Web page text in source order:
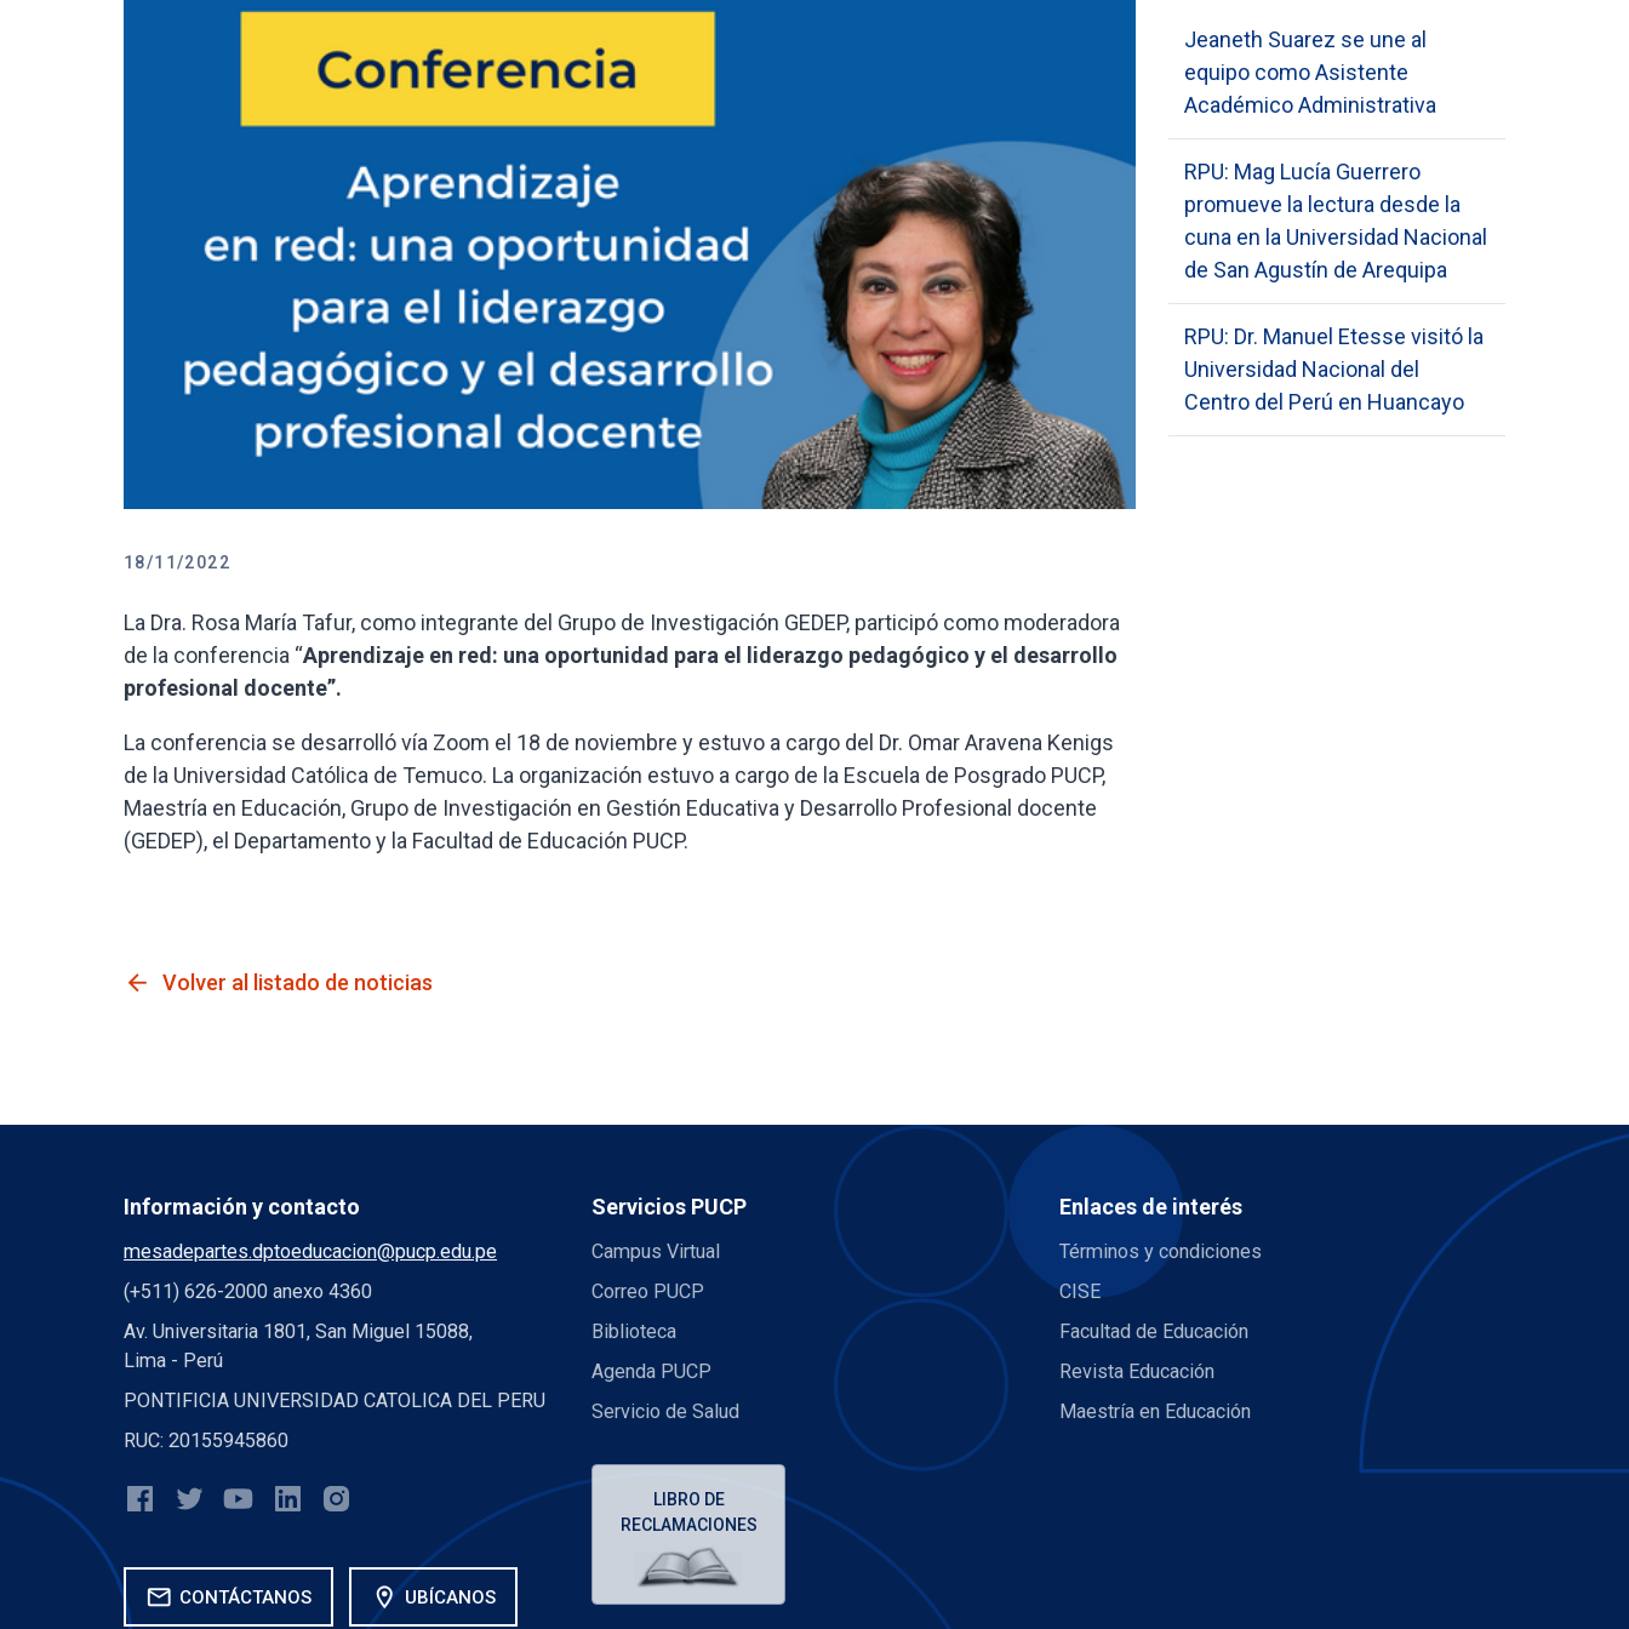
18/11/2022
La Dra. Rosa María Tafur, como integrante del Grupo de Investigación GEDEP, participó como moderadora
de la conferencia “Aprendizaje en red: una oportunidad para el liderazgo pedagógico y el desarrollo
profesional docente”.
La conferencia se desarrolló vía Zoom el 18 de noviembre y estuvo a cargo del Dr. Omar Aravena Kenigs
de la Universidad Católica de Temuco. La organización estuvo a cargo de la Escuela de Posgrado PUCP,
Maestría en Educación, Grupo de Investigación en Gestión Educativa y Desarrollo Profesional docente
(GEDEP), el Departamento y la Facultad de Educación PUCP.
arrow_back Volver al listado de noticias
Jeaneth Suarez se une al
equipo como Asistente
Académico Administrativa
RPU: Mag Lucía Guerrero
promueve la lectura desde la
cuna en la Universidad Nacional
de San Agustín de Arequipa
RPU: Dr. Manuel Etesse visitó la
Universidad Nacional del
Centro del Perú en Huancayo
Información y contacto
mesadepartes.dptoeducacion@pucp.edu.pe
(+511) 626-2000 anexo 4360
Av. Universitaria 1801, San Miguel 15088,
Lima - Perú
PONTIFICIA UNIVERSIDAD CATOLICA DEL PERU
RUC: 20155945860
mail CONTÁCTANOS location_on UBÍCANOS
Servicios PUCP
Campus Virtual
Correo PUCP
Biblioteca
Agenda PUCP
Servicio de Salud
LIBRO DE
RECLAMACIONES
Enlaces de interés
Términos y condiciones
CISE
Facultad de Educación
Revista Educación
Maestría en Educación